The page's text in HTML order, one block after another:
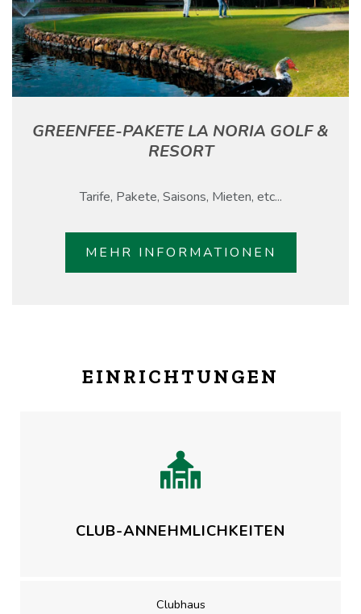
GREENFEE-PAKETE LA NORIA GOLF &
RESORT
Tarife, Pakete, Saisons, Mieten, etc...
MEHR INFORMATIONEN
EINRICHTUNGEN
CLUB-ANNEHMLICHKEITEN
Clubhaus